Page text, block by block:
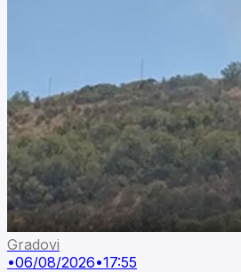
Gradovi
•06/08/2026•17:55